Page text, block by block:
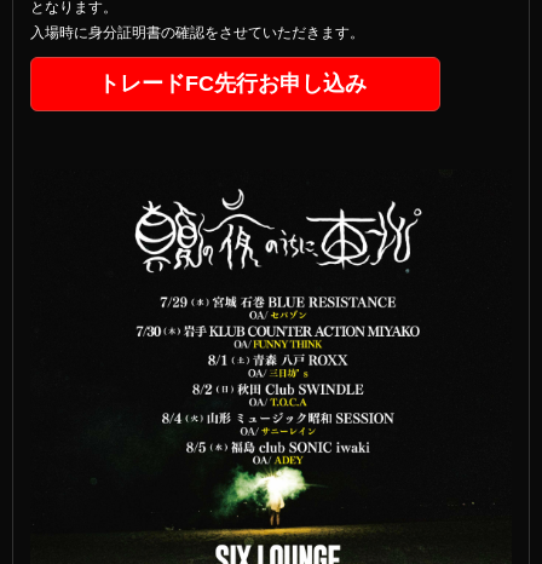
となります。
入場時に身分証明書の確認をさせていただきます。
トレードFC先行お申し込み